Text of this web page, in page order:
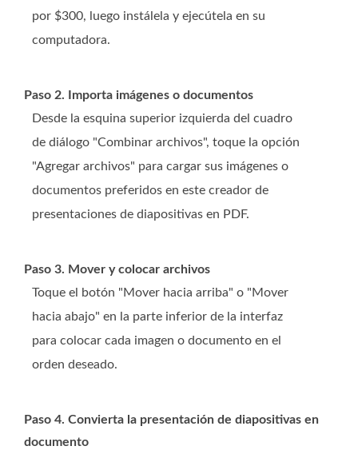
por $300, luego instálela y ejecútela en su
computadora.
Paso 2. Importa imágenes o documentos
Desde la esquina superior izquierda del cuadro
de diálogo "Combinar archivos", toque la opción
"Agregar archivos" para cargar sus imágenes o
documentos preferidos en este creador de
presentaciones de diapositivas en PDF.
Paso 3. Mover y colocar archivos
Toque el botón "Mover hacia arriba" o "Mover
hacia abajo" en la parte inferior de la interfaz
para colocar cada imagen o documento en el
orden deseado.
Paso 4. Convierta la presentación de diapositivas en
documento